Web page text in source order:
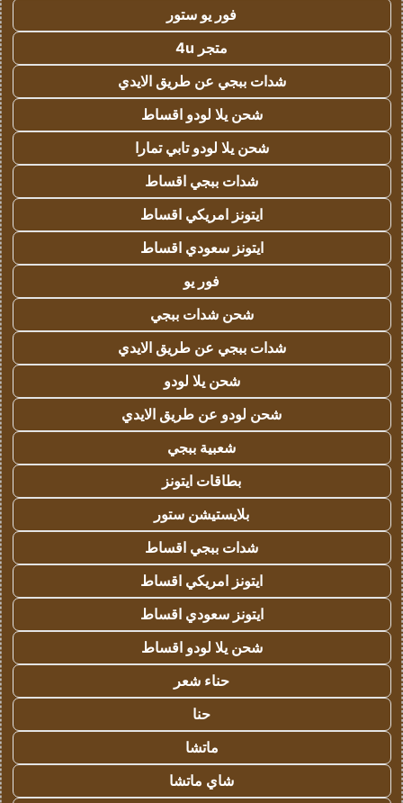
فور يو ستور
متجر 4u
شدات ببجي عن طريق الايدي
شحن يلا لودو اقساط
شحن يلا لودو تابي تمارا
شدات ببجي اقساط
ايتونز امريكي اقساط
ايتونز سعودي اقساط
فور يو
شحن شدات ببجي
شدات ببجي عن طريق الايدي
شحن يلا لودو
شحن لودو عن طريق الايدي
شعبية ببجي
بطاقات ايتونز
بلايستيشن ستور
شدات ببجي اقساط
ايتونز امريكي اقساط
ايتونز سعودي اقساط
شحن يلا لودو اقساط
حناء شعر
حنا
ماتشا
شاي ماتشا